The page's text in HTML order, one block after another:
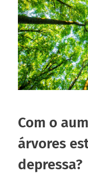
Com o
árvores
depressa?